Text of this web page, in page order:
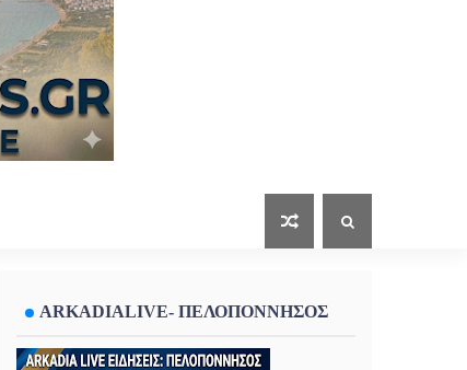
ARKADIALIVE- ΠΕΛΟΠΟΝΝΗΣΟΣ